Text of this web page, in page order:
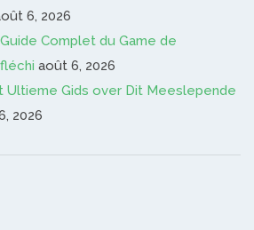
6, 2026
Complet du Game de
août 6, 2026
Ultieme Gids over Dit Meeslepende
2026